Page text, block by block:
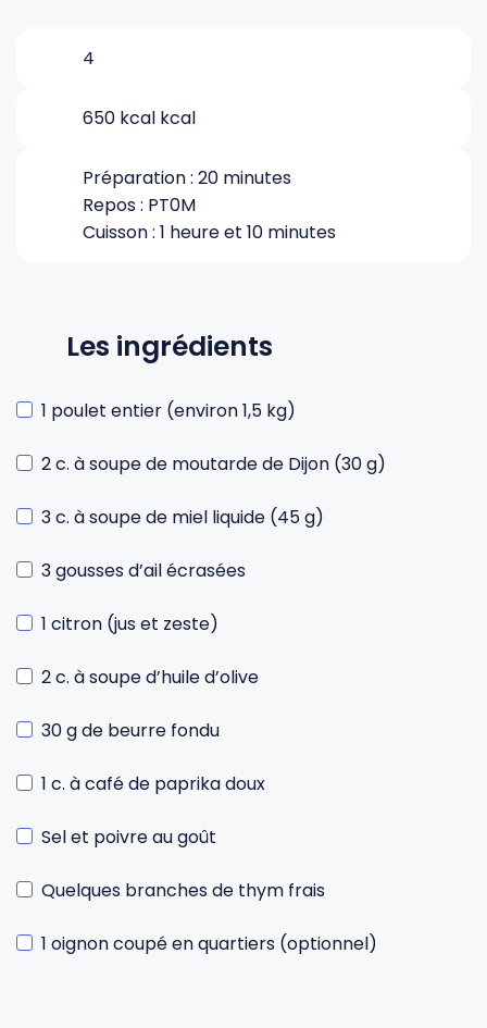
Gourdes
Tires-bouchons
Couteaux tartineurs
Aiguiseurs
Planches à découper
4
650 kcal kcal
Préparation : 20 minutes
Repos : PT0M
Cuisson : 1 heure et 10 minutes
Les ingrédients
1 poulet entier (environ 1,5 kg)
2 c. à soupe de moutarde de Dijon (30 g)
3 c. à soupe de miel liquide (45 g)
3 gousses d’ail écrasées
1 citron (jus et zeste)
2 c. à soupe d’huile d’olive
30 g de beurre fondu
1 c. à café de paprika doux
Sel et poivre au goût
Quelques branches de thym frais
1 oignon coupé en quartiers (optionnel)